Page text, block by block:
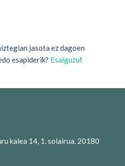
jasota ez dagoen
esapiderik? Esaiguzu!
kalea 14, 1. solairua. 20180